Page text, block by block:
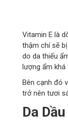
Vitamin E là
thậm chí sẽ
do da thiếu
lượng ẩm
Bên cạnh đó
trở nên tươi
Da